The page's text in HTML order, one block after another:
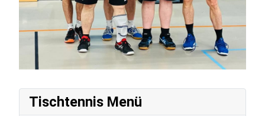
Tischtennis Menü